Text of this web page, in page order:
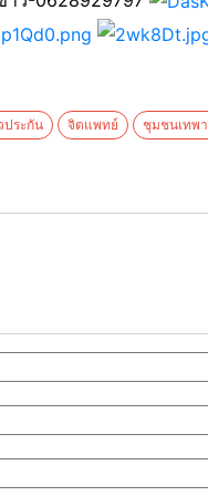
ประกัน จิตแพทย์ ชุมชนเทพ